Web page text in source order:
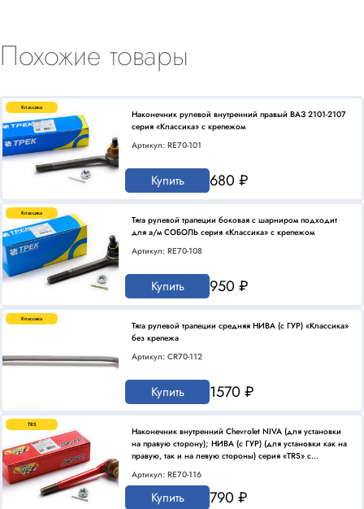
Похожие товары
Классика
Наконечник рулевой внутренний правый ВАЗ 2101-2107
серия «Классика» с крепежом
Артикул: RE70-101
Купить 680 ₽
Классика
Тяга рулевой трапеции боковая с шарниром подходит
для а/м СОБОЛЬ серия «Классика» с крепежом
Артикул: RE70-108
Купить 950 ₽
Классика
Тяга рулевой трапеции средняя НИВА (с ГУР) «Классика»
без крепежа
Артикул: CR70-112
Купить 1570 ₽
TRS
Наконечник внутренний Chevrolet NIVA (для установки
на правую сторону); НИВА (с ГУР) (для установки как на
правую, так и на левую стороны) серия «TRS» с
Артикул: RE70-116
Купить 790 ₽